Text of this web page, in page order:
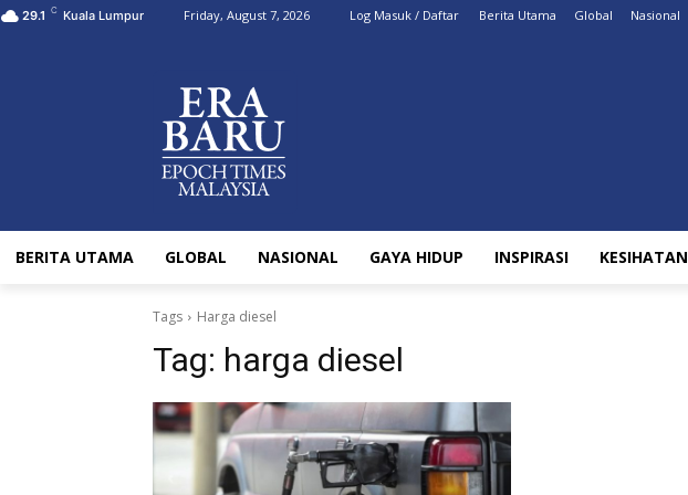
29.1 C Kuala Lumpur Friday, August 7, 2026 Log Masuk / Daftar Berita Utama Global Nasional
BERITA UTAMA GLOBAL NASIONAL GAYA HIDUP INSPIRASI KESIHATAN
Tags Harga diesel
Tag: harga diesel